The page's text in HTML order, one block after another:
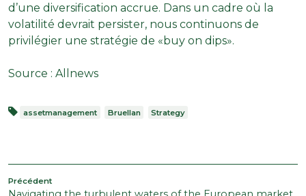
d’une diversification accrue. Dans un cadre où la
volatilité devrait persister, nous continuons de
privilégier une stratégie de «buy on dips».
Source : Allnews
assetmanagement Bruellan Strategy
POST
Article
Précédent